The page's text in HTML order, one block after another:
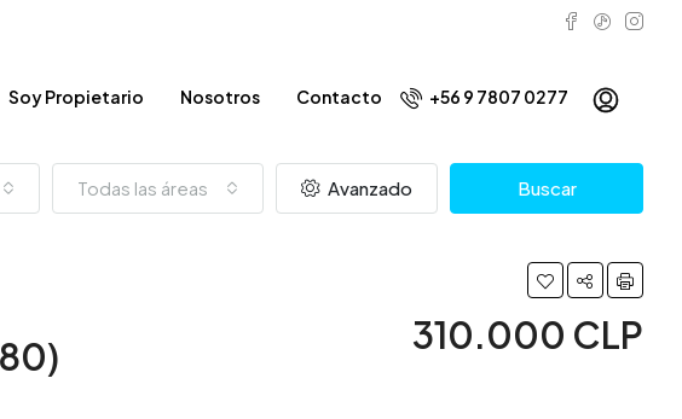
Soy Propietario Nosotros Contacto +56 9 7807 0277
Todas las áreas Avanzado Buscar
310.000 CLP